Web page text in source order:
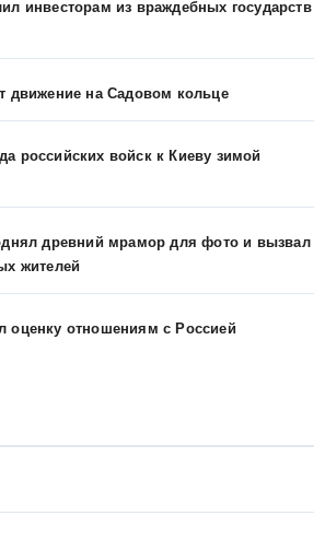
инвесторам из враждебных государств
движение на Садовом кольце
российских войск к Киеву зимой
древний мрамор для фото и вызвал
жителей
оценку отношениям с Россией